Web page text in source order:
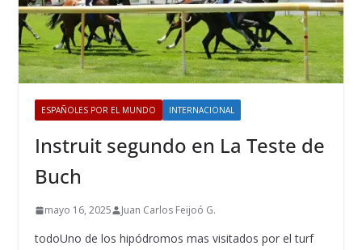
ESPAÑOLES POR EL MUNDO INTERNACIONAL
Instruit segundo en La Teste de
Buch
mayo 16, 2025 Juan Carlos Feijoó G.
todoUno de los hipódromos mas visitados por el turf